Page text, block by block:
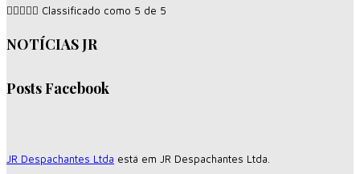
 Classificado como 5 de 5
NOTÍCIAS JR
Posts Facebook
JR Despachantes Ltda está em JR Despachantes Ltda.